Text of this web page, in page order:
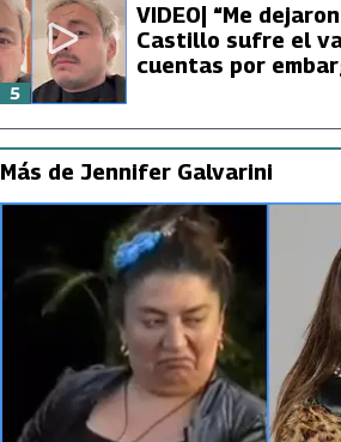
VIDEO| “Me
Castillo sufre el
cuentas por
5
Más de Jennifer Galvarini